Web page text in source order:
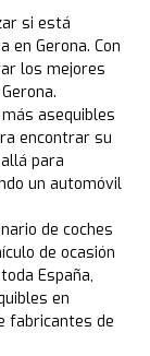
si está
en Gerona. Con
los mejores
asequibles
encontrar su
para
un automóvil
de coches
de ocasión
España,
en
fabricantes de